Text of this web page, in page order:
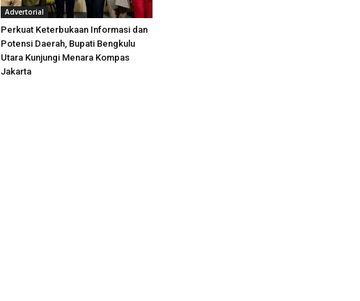
Advertorial
Perkuat Keterbukaan Informasi dan
Potensi Daerah, Bupati Bengkulu
Utara Kunjungi Menara Kompas
Jakarta